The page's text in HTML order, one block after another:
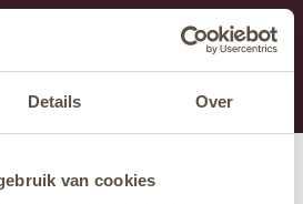
Details Over
van cookies
in onderhoud.
je ons bellen +31 413 274